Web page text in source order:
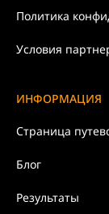
Политика
Условия
ИНФОРМАЦИЯ
Страница
Блог
Результаты